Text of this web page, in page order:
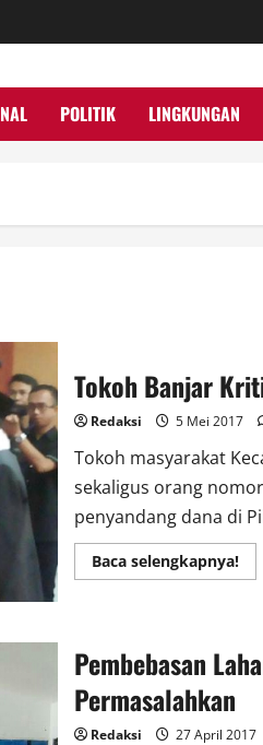
POLITIK LINGKUNGAN
Tokoh Banjar
Redaksi 5 Mei 2017
Tokoh masyarakat
sekaligus orang
penyandang dana di
Baca selengkapnya!
Pembebasan
Permasalahkan
Redaksi 27 April 2017